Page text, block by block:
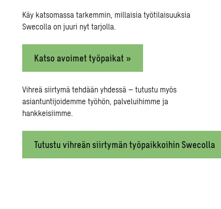
Käy katsomassa tarkemmin, millaisia työtilaisuuksia
Swecolla on juuri nyt tarjolla.
Katso avoimet työpaikat »
Vihreä siirtymä tehdään yhdessä – tutustu myös
asiantuntijoidemme työhön, palveluihimme ja
hankkeisiimme.
Tutustu vihreän siirtymän työpaikkoihin Swecolla